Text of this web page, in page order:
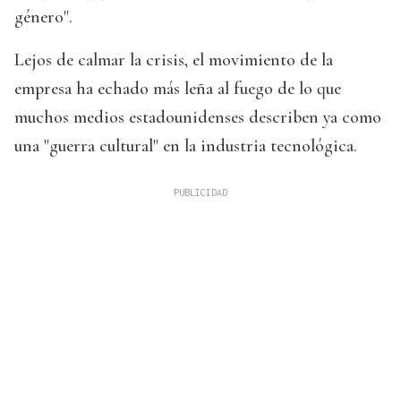
género".
Lejos de calmar la crisis, el movimiento de la
empresa ha echado más leña al fuego de lo que
muchos medios estadounidenses describen ya como
una "guerra cultural" en la industria tecnológica.